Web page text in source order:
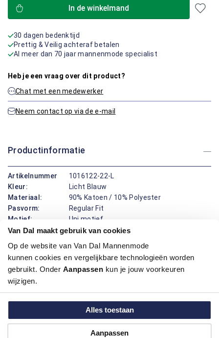
Van Dal maakt gebruik van cookies
Op de website van Van Dal Mannenmode
kunnen cookies en vergelijkbare technologieën worden
gebruikt. Onder Aanpassen kun je jouw voorkeuren
wijzigen.
Alles toestaan
Aanpassen
In de winkelmand
30 dagen bedenktijd
Prettig & Veilig achteraf betalen
Al meer dan 70 jaar mannenmode specialist
Heb je een vraag over dit product?
Chat met een medewerker
Neem contact op via de e-mail
Productinformatie
Artikelnummer
1016122-22-L
Kleur:
Licht Blauw
Materiaal:
90% Katoen / 10% Polyester
Pasvorm:
Regular Fit
Motief:
Uni motief
Deze trui van Bartlett Classics draagt prettig en ziet er
verzorgd uit. De opstaande boord met halve ritssluiting
maakt aan- en uittrekken makkelijk en laat je snel afstemmen
op de temperatuur. De regular fit pasvorm geeft fijne
onderhoudsgemak, ideaal voor dagelijks gebruik. Het effen
motief geeft een rustige uitstraling die makkelijk combineert.
Praktisch detail: een borstzak met rits voor sleutels of